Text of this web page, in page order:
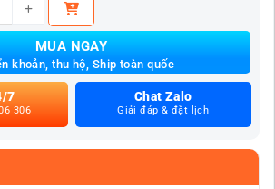
trục HERTZ MILLE PRO - MPX 165.3 PRO
MUA NGAY
khoản, thu hộ, Ship toàn quốc
7
306
Chat Zalo
Giải đáp & đặt lịch